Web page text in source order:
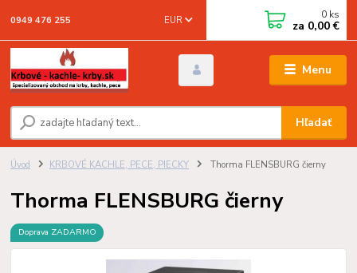
Menu
EUR
Hľadať
0949 476 255 0 ks
za 0,00 €
Úvod KRBOVÉ KACHLE, PECE, PIECKY Thorma FLENSBURG čierny
Thorma FLENSBURG čierny
Doprava ZADARMO